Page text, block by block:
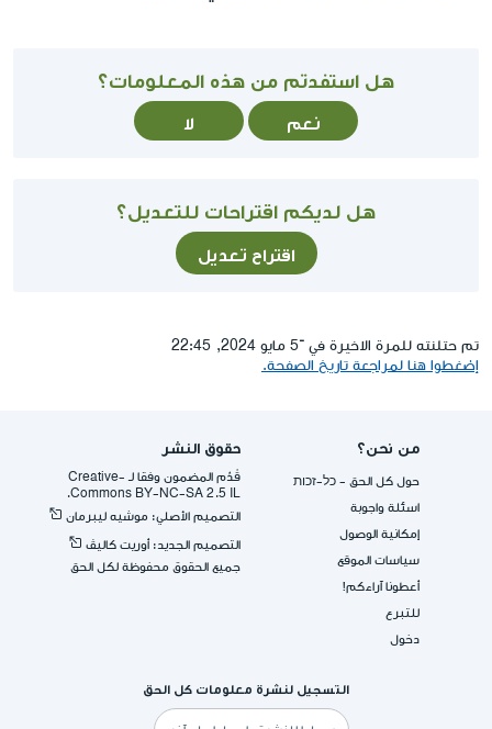
هل استفدتم من هذه المعلومات؟
نعم لا
هل لديكم اقتراحات للتعديل؟
اقتراح تعديل
تم حتلنته للمرة الاخيرة في ־5 مايو 2024, 22:45
إضغطوا هنا لمراجعة تاريخ الصفحة.
من نحن؟
حول كل الحق - כל-זכות
اسئلة واجوبة
إمكانية الوصول
سياسات الموقع
أعطونا آراءكم!
للتبرع
دخول
حقوق النشر
قُدِّم المضمون وفقا لـ -Creative
Commons BY-NC-SA 2.5 IL.
التصميم الأصلي: موشيه ليبرمان
التصميم الجديد: أوريت كاليڤ
جميع الحقوق محفوظة لكل الحق
التسجيل لنشرة معلومات كل الحق
البريد